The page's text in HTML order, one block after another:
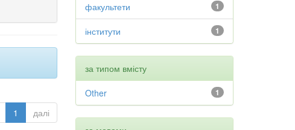
1 далі
1
факультети
1
інститути
за типом вмісту
1
Other